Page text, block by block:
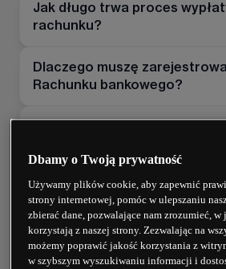
Jak długo trwa proces
rachunku?
Dlaczego muszę
Rachunku bankowego?
Jaką kwotę mogę wypłacić z
rachunku na zarejestrowany
bankowy?
Czy są jakieś opłaty za
Dbamy o Twoją prywatność
Używamy plików cookie, aby zapewnić
strony internetowej, pomóc w ulepszaniu
zbierać dane, pozwalające nam zrozumieć,
korzystają z naszej strony. Zezwalając na
możemy poprawić jakość korzystania z
w szybszym wyszukiwaniu informacji i